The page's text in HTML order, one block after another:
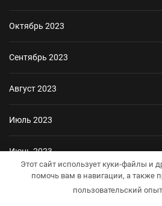
Октябрь 2023
Сентябрь 2023
Август 2023
Июль 2023
Июнь 2023
Этот сайт использует куки-файлы и
помочь вам в навигации, а также
пользовательский